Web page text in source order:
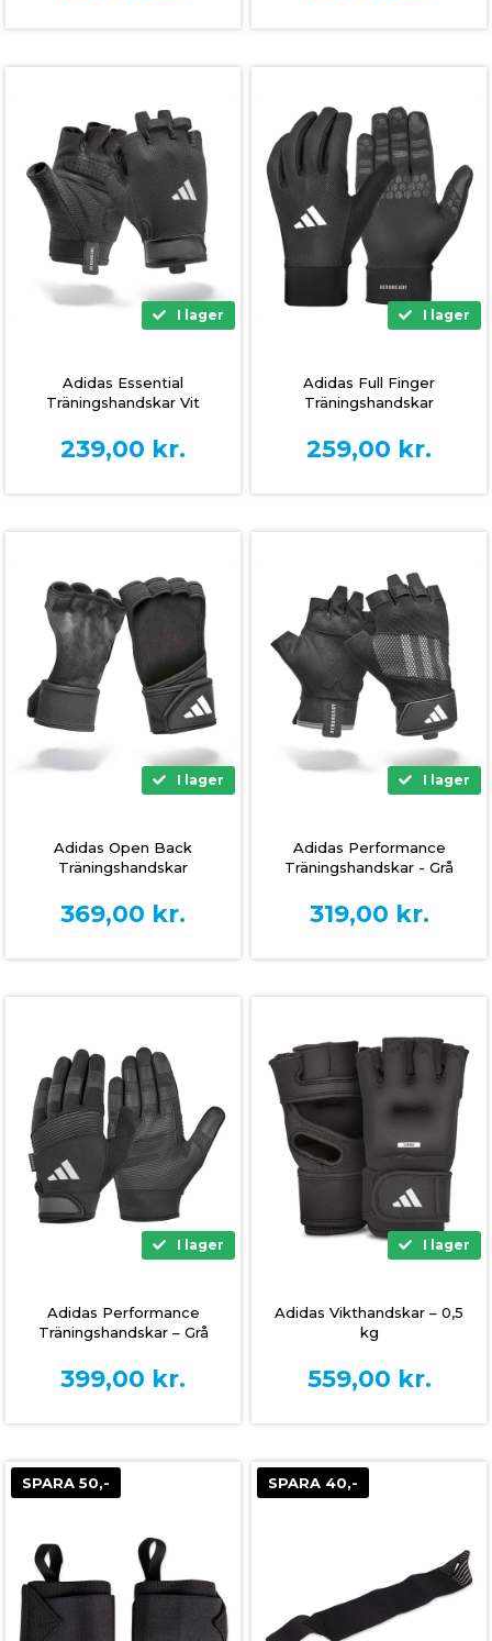
I lager
Adidas Essential
Träningshandskar Vit
239,00 kr.
I lager
Adidas Full Finger
Träningshandskar
259,00 kr.
I lager
Adidas Open Back
Träningshandskar
369,00 kr.
I lager
Adidas Performance
Träningshandskar - Grå
319,00 kr.
I lager
Adidas Performance
Träningshandskar – Grå
399,00 kr.
I lager
Adidas Vikthandskar – 0,5
kg
559,00 kr.
SPARA 50,- SPARA 40,-